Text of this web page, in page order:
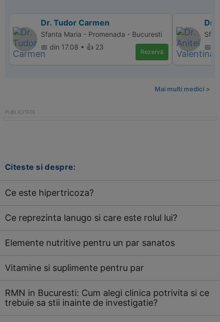
Dr. Tudor Carmen
Sfanta Maria - Promenada - Bucuresti
📅 din 17.08 • 👍 23
Rezervă
Dr.
📅
Mai multi medici >
Citeste si despre:
Ce este hipertricoza?
Ce reprezinta lanugo si care este rolul lui?
Elemente nutritive pentru un par sanatos
Vitamine si suplimente pentru par
RMN in Bucuresti: Cum alegi clinica potrivita si ce
trebuie sa stii inainte de investigatie?